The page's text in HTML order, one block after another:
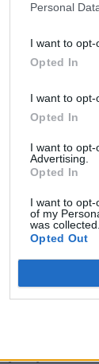
Personal
I want to opt-
Opted In
I want to opt-
Opted In
I want to
Advertising.
Opted In
I want to
of my
was collected.
Opted Out
Shutterstock)
struktur
że
Głównym
się